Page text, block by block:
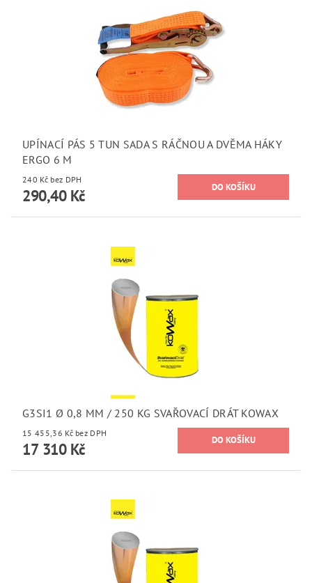
UPÍNACÍ PÁS 5 TUN SADA S RÁČNOU A DVĚMA HÁKY
ERGO 6 M
240 Kč bez DPH
290,40 Kč
G3SI1 Ø 0,8 MM / 250 KG SVAŘOVACÍ DRÁT KOWAX
15 455,36 Kč bez DPH
17 310 Kč